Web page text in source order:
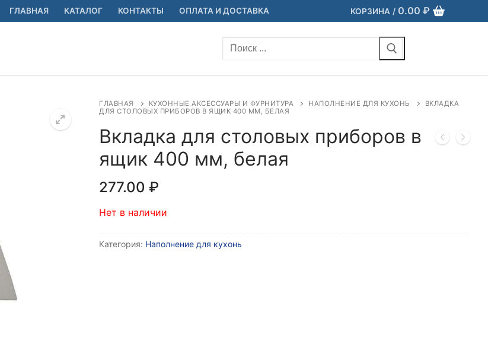
ГЛАВНАЯ КАТАЛОГ КОНТАКТЫ ОПЛАТА И ДОСТАВКА КОРЗИНА / 0.00 ₽
Найти:
ГЛАВНАЯ КУХОННЫЕ АКСЕССУАРЫ И ФУРНИТУРА НАПОЛНЕНИЕ ДЛЯ КУХОНЬ
ВКЛАДКА
ДЛЯ СТОЛОВЫХ ПРИБОРОВ В ЯЩИК 400 ММ, БЕЛАЯ
Вкладка для столовых приборов в
ящик 400 мм, белая
277.00 ₽
Нет в наличии
Категория: Наполнение для кухонь